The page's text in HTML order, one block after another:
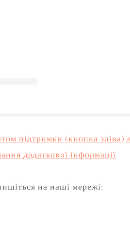
підтримки (кнопка
додаткової інформації
на наші мережі: